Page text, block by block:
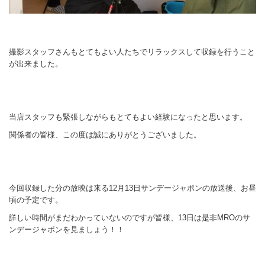
撮影スタッフさんもとてもよい人たちでリラックスして収録を行うこと
が出来ました。
当店スタッフも緊張しながらもとてもよい経験になったと思います。
関係者の皆様、この度は誠にありがとうございました。
今回収録した分の放映は来る12月13日サンデージャポンの放送後、お昼
頃の予定です。
詳しい時間がまだわかっていないのですが皆様、13日は是非MROのサ
ンデージャポンを見ましょう！！